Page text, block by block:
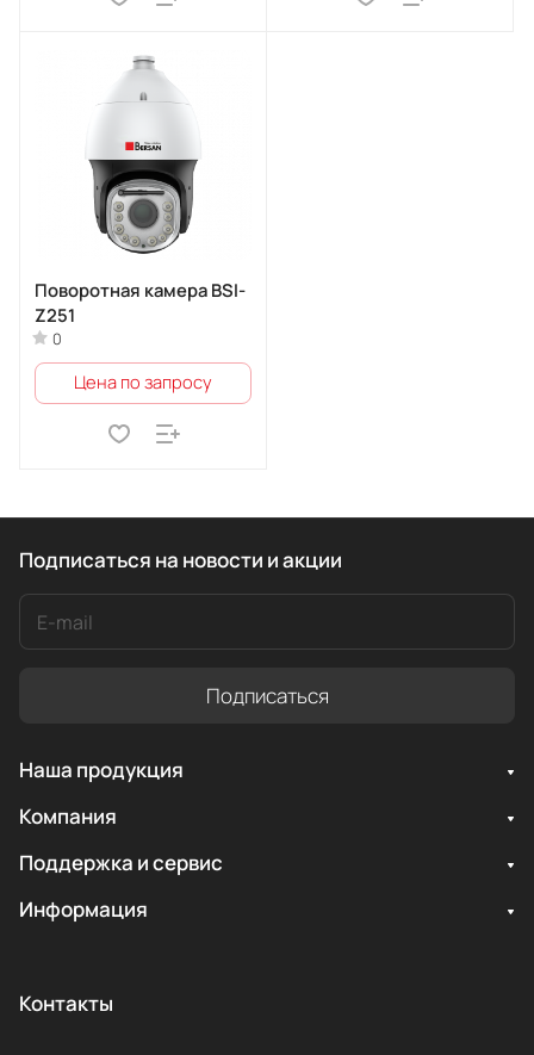
Поворотная камера BSI-
Z251
0
Цена по запросу
Подписаться на новости и акции
Подписаться
Наша продукция
Компания
Поддержка и сервис
Информация
Контакты